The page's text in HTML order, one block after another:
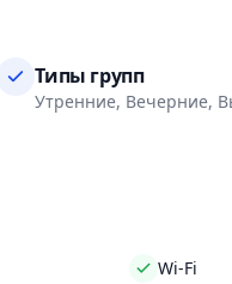
за результатами
У нас также
в выходные дни. Мы
Типы групп
Утренние, Вечерние,
Wi-Fi